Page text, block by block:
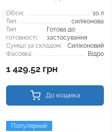
Об'єм:
10 л
Тип:
силіконова
Тип
готовності:
Готова до
застосування
Суміші за складом:
Силіконовий
Фасовка:
Відро
1 429.52 грн
До кошика
Популярний